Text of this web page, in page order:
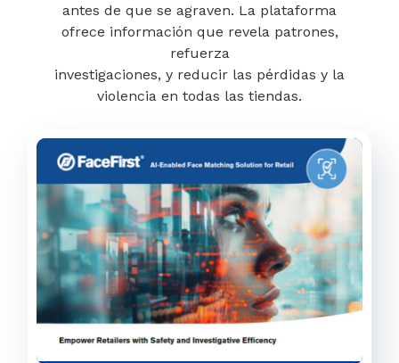
antes de que se agraven. La plataforma
ofrece información que revela patrones,
refuerza
investigaciones, y reducir las pérdidas y la
violencia en todas las tiendas.